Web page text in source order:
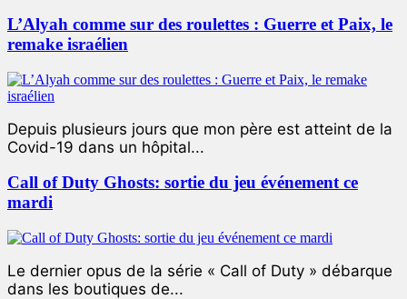
L’Alyah comme sur des roulettes : Guerre et Paix, le
remake israélien
Depuis plusieurs jours que mon père est atteint de la
Covid-19 dans un hôpital...
Call of Duty Ghosts: sortie du jeu événement ce
mardi
Le dernier opus de la série « Call of Duty » débarque
dans les boutiques de...